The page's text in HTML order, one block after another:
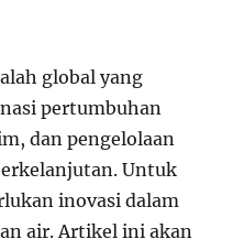
global yang
pertumbuhan
dan pengelolaan
Untuk
inovasi dalam
air. Artikel ini akan